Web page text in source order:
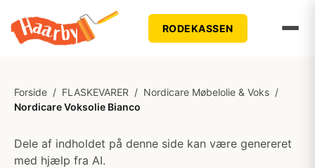
RODEKASSEN
Forside / FLASKEVARER / Nordicare Møbelolie & Voks /
Nordicare Voksolie Bianco
Dele af indholdet på denne side kan være genereret
med hjælp fra AI.